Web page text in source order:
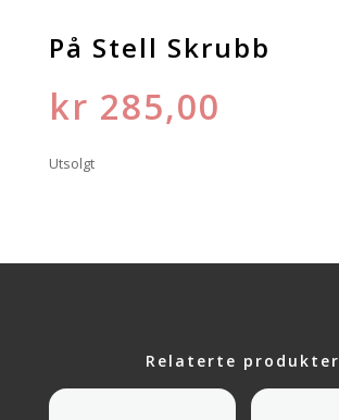
På Stell Skrubb
kr 285,00
Utsolgt
Relaterte produkter